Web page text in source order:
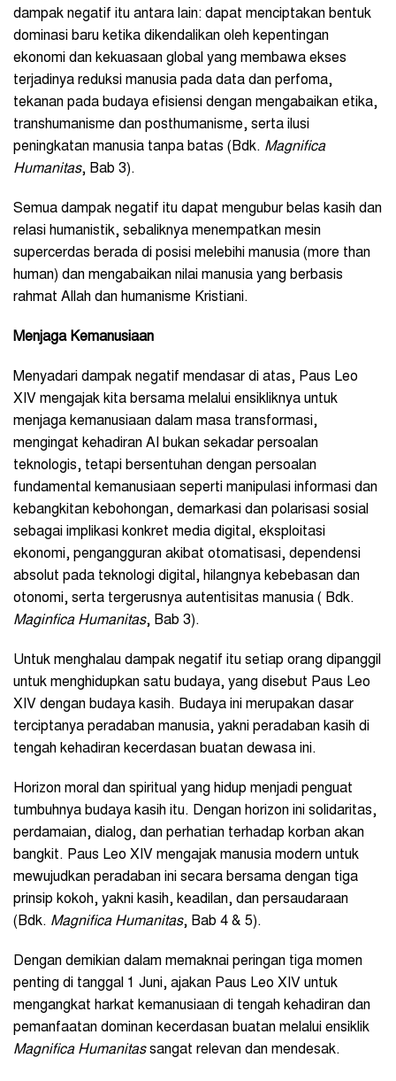
dampak negatif itu antara lain: dapat menciptakan bentuk
dominasi baru ketika dikendalikan oleh kepentingan
ekonomi dan kekuasaan global yang membawa ekses
terjadinya reduksi manusia pada data dan perfoma,
tekanan pada budaya efisiensi dengan mengabaikan etika,
transhumanisme dan posthumanisme, serta ilusi
peningkatan manusia tanpa batas (Bdk. Magnifica
Humanitas, Bab 3).
Semua dampak negatif itu dapat mengubur belas kasih dan
relasi humanistik, sebaliknya menempatkan mesin
supercerdas berada di posisi melebihi manusia (more than
human) dan mengabaikan nilai manusia yang berbasis
rahmat Allah dan humanisme Kristiani.
Menjaga Kemanusiaan
Menyadari dampak negatif mendasar di atas, Paus Leo
XIV mengajak kita bersama melalui ensikliknya untuk
menjaga kemanusiaan dalam masa transformasi,
mengingat kehadiran AI bukan sekadar persoalan
teknologis, tetapi bersentuhan dengan persoalan
fundamental kemanusiaan seperti manipulasi informasi dan
kebangkitan kebohongan, demarkasi dan polarisasi sosial
sebagai implikasi konkret media digital, eksploitasi
ekonomi, pengangguran akibat otomatisasi, dependensi
absolut pada teknologi digital, hilangnya kebebasan dan
otonomi, serta tergerusnya autentisitas manusia ( Bdk.
Maginfica Humanitas, Bab 3).
Untuk menghalau dampak negatif itu setiap orang dipanggil
untuk menghidupkan satu budaya, yang disebut Paus Leo
XIV dengan budaya kasih. Budaya ini merupakan dasar
terciptanya peradaban manusia, yakni peradaban kasih di
tengah kehadiran kecerdasan buatan dewasa ini.
Horizon moral dan spiritual yang hidup menjadi penguat
tumbuhnya budaya kasih itu. Dengan horizon ini solidaritas,
perdamaian, dialog, dan perhatian terhadap korban akan
bangkit. Paus Leo XIV mengajak manusia modern untuk
mewujudkan peradaban ini secara bersama dengan tiga
prinsip kokoh, yakni kasih, keadilan, dan persaudaraan
(Bdk. Magnifica Humanitas, Bab 4 & 5).
Dengan demikian dalam memaknai peringan tiga momen
penting di tanggal 1 Juni, ajakan Paus Leo XIV untuk
mengangkat harkat kemanusiaan di tengah kehadiran dan
pemanfaatan dominan kecerdasan buatan melalui ensiklik
Magnifica Humanitassangat relevan dan mendesak.